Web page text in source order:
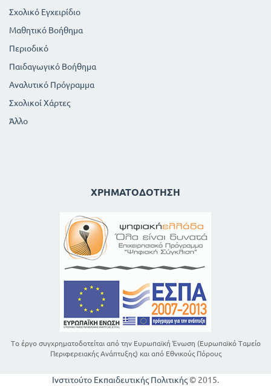
Σχολικό Εγχειρίδιο
Μαθητικό Βοήθημα
Περιοδικό
Παιδαγωγικό Βοήθημα
Αναλυτικό Πρόγραμμα
Σχολικοί Χάρτες
Άλλο
ΧΡΗΜΑΤΟΔΌΤΗΣΗ
Το έργο συγχρηματοδοτείται από την Ευρωπαϊκή Ένωση (Ευρωπαϊκό Ταμείο
Περιφερειακής Ανάπτυξης) και από Εθνικούς Πόρους
Ινστιτούτο Εκπαιδευτικής Πολιτικής © 2015.